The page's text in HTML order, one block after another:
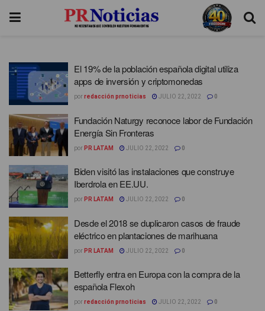
El 19% de la población española digital utiliza
apps de inversión y criptomonedas
porredacción prnoticias JULIO 22, 2022 0
Fundación Naturgy reconoce labor de Fundación
Energía Sin Fronteras
por PR LATAM JULIO 22, 2022 0
Biden visitó las instalaciones que construye
Iberdrola en EE.UU.
por PR LATAM JULIO 22, 2022 0
Desde el 2018 se duplicaron casos de fraude
eléctrico en plantaciones de marihuana
por PR LATAM JULIO 22, 2022 0
Betterfly entra en Europa con la compra de la
española Flexoh
porredacción prnoticias JULIO 22, 2022 0